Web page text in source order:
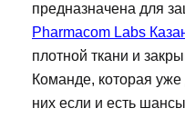
предназначена для
Pharmacom Labs
плотной ткани и
Команде, которая уже
них если и есть